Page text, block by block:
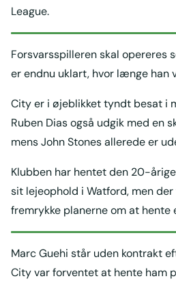
League.
Forsvarsspilleren skal opereres
er endnu uklart, hvor længe han
City er i øjeblikket tyndt besat i
Ruben Dias også udgik med en
mens John Stones allerede er
Klubben har hentet den 20-
sit lejeophold i Watford, men
fremrykke planerne om at hente
Marc Guehi står uden kontrakt
City var forventet at hente ham